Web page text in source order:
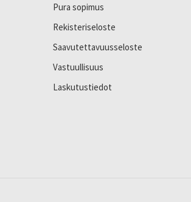
Pura sopimus
Rekisteriseloste
Saavutettavuusseloste
Vastuullisuus
Laskutustiedot